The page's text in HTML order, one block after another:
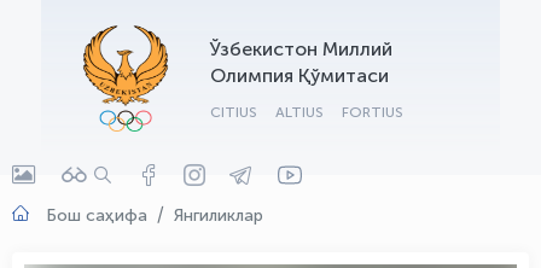
Ўзбекистон Миллий
Олимпия Қўмитаси
CITIUS ALTIUS FORTIUS
Бош саҳифа Янгиликлар
OLYMPCHIK AI - yordamchi
Онлайн · olympic.uz